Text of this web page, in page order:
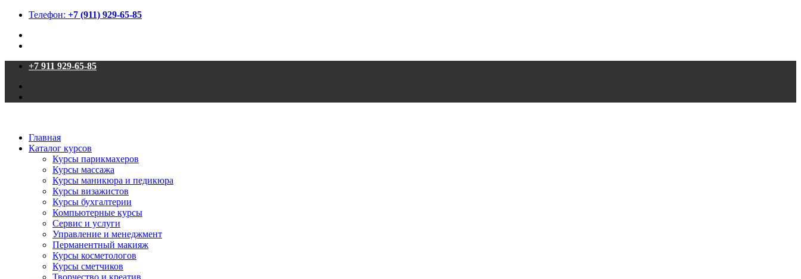
Телефон: +7 (911) 929-65-85
+7 911 929-65-85
Главная
Каталог курсов
Курсы парикмахеров
Курсы массажа
Курсы маникюра и педикюра
Курсы визажистов
Курсы бухгалтерии
Компьютерные курсы
Сервис и услуги
Управление и менеджмент
Перманентный макияж
Курсы косметологов
Курсы сметчиков
Творчество и креатив